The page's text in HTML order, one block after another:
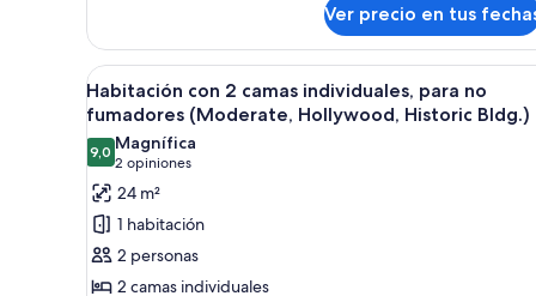
fumadores,
baño
compartido
(Bunk)
económica
con
2
camas
para
no
fumadores,
baño
compartido
(Bunk)
Ver precio en tus
Ver
todas
las
fotos
de
Habitación
con
2
Una habitación de hotel con
5
Habitación con 2 camas individuales, para no
fumadores (Moderate, Hollywood, Historic Bldg.)
9,09,0 de 10
Magnífica
2 opiniones
(2
opiniones)
24 m²
1 habitación
2 personas
2 camas individuales